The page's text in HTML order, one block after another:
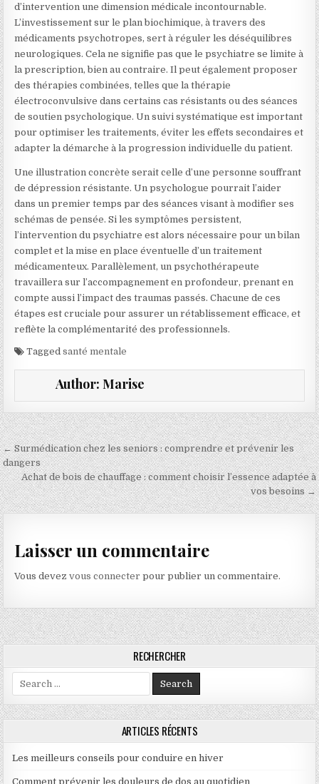
d’intervention une dimension médicale incontournable.
L’investissement sur le plan biochimique, à travers des
médicaments psychotropes, sert à réguler les déséquilibres
neurologiques. Cela ne signifie pas que le psychiatre se limite à
la prescription, bien au contraire. Il peut également proposer
des thérapies combinées, telles que la thérapie
électroconvulsive dans certains cas résistants ou des séances
de soutien psychologique. Un suivi systématique est important
pour optimiser les traitements, éviter les effets secondaires et
adapter la démarche à la progression individuelle du patient.
Une illustration concrète serait celle d’une personne souffrant
de dépression résistante. Un psychologue pourrait l’aider
dans un premier temps par des séances visant à modifier ses
schémas de pensée. Si les symptômes persistent,
l’intervention du psychiatre est alors nécessaire pour un bilan
complet et la mise en place éventuelle d’un traitement
médicamenteux. Parallèlement, un psychothérapeute
travaillera sur l’accompagnement en profondeur, prenant en
compte aussi l’impact des traumas passés. Chacune de ces
étapes est cruciale pour assurer un rétablissement efficace, et
reflète la complémentarité des professionnels.
Taggedsanté mentale
Author: Marise
Navigation de l’article
← Surmédication chez les seniors : comprendre et prévenir les
dangers
Achat de bois de chauffage : comment choisir l’essence adaptée à
vos besoins →
Laisser un commentaire
Vous devezvous connecter pour publier un commentaire.
RECHERCHER
Search for:
ARTICLES RÉCENTS
Les meilleurs conseils pour conduire en hiver
Comment prévenir les douleurs de dos au quotidien